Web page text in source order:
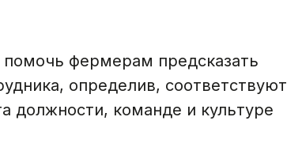
фермерам предсказать
определив, соответствуют
должности, команде и культуре